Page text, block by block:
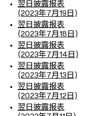
翌日披露报表
(2023年7月19日)
翌日披露报表
(2023年7月18日)
翌日披露报表
(2023年7月14日)
翌日披露报表
(2023年7月13日)
翌日披露报表
(2023年7月12日)
翌日披露报表